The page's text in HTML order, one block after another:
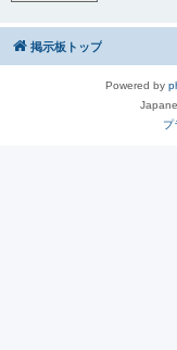
掲示板トップ
Powered by
プ